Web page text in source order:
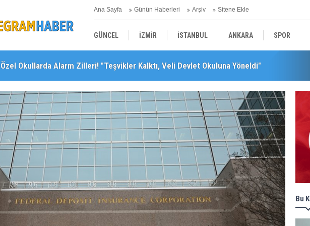
Ana Sayfa Günün Haberleri Arşiv Sitene Ekle
GÜNCEL İZMİR İSTANBUL ANKARA SPOR
YEREL SAĞLIK EKONOMİ POLİTİKA
Özel Okullarda Alarm Zilleri! "Teşvikler Kalktı, Veli Devlet Okuluna Yöneldi"
"Toprağını Kaybeden Geleceğini Kaybeder!"
Bu